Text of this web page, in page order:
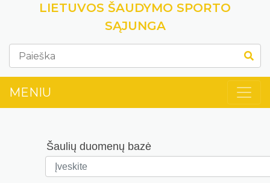
LIETUVOS ŠAUDYMO SPORTO
SĄJUNGA
MENIU
Šaulių duomenų bazė